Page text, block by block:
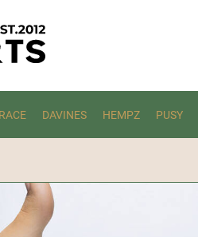
DAVINES HEMPZ PUSY